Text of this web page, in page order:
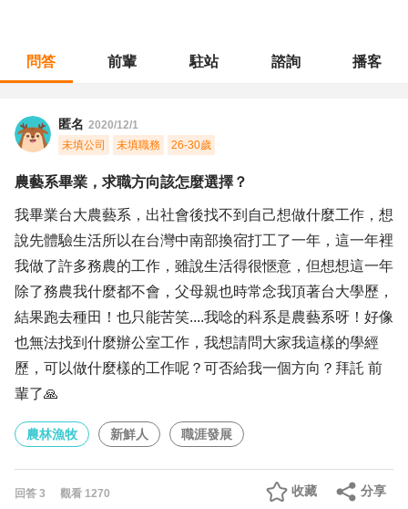
問答 前輩 駐站 諮詢 播客
匿名 2020/12/1
未填公司
未填職務 26-30歲
農藝系畢業，求職方向該怎麼選擇？
我畢業台大農藝系，出社會後找不到自己想做什麼工作，想
說先體驗生活所以在台灣中南部換宿打工了一年，這一年裡
我做了許多務農的工作，雖說生活得很愜意，但想想這一年
除了務農我什麼都不會，父母親也時常念我頂著台大學歷，
結果跑去種田！也只能苦笑....我唸的科系是農藝系呀！好像
也無法找到什麼辦公室工作，我想請問大家我這樣的學經
歷，可以做什麼樣的工作呢？可否給我一個方向？拜託 前
輩了🙏
農林漁牧 新鮮人 職涯發展
回答 3 觀看 1270 分享
收藏